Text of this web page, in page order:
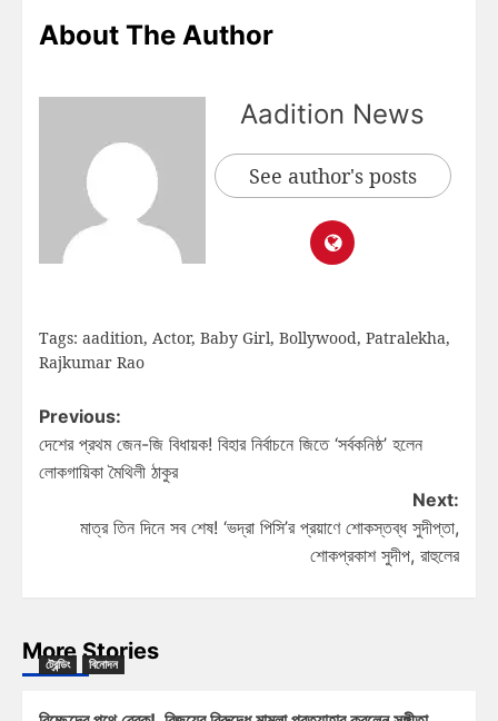
About The Author
Aadition News
See author's posts
Tags: aadition, Actor, Baby Girl, Bollywood, Patralekha,
Rajkumar Rao
Previous:
দেশের প্রথম জেন-জি বিধায়ক! বিহার নির্বাচনে জিতে ‘সর্বকনিষ্ঠ’ হলেন
লোকগায়িকা মৈথিলী ঠাকুর
Next:
মাত্র তিন দিনে সব শেষ! ‘ভদ্রা পিসি’র প্রয়াণে শোকস্তব্ধ সুদীপ্তা,
শোকপ্রকাশ সুদীপ, রাহুলের
More Stories
ট্রেন্ডিং বিনোদন